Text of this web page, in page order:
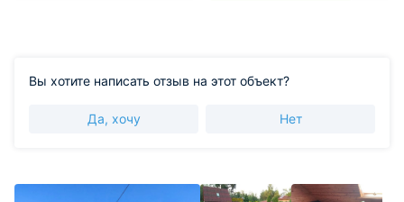
Вы хотите написать отзыв на этот объект?
Да, хочу Нет